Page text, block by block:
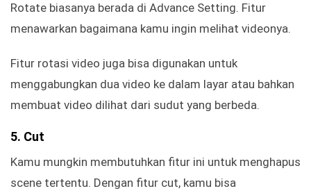
Rotate biasanya berada di Advance Setting. Fitur
menawarkan bagaimana kamu ingin melihat videonya.
Fitur rotasi video juga bisa digunakan untuk
menggabungkan dua video ke dalam layar atau bahkan
membuat video dilihat dari sudut yang berbeda.
5. Cut
Kamu mungkin membutuhkan fitur ini untuk menghapus
scene tertentu. Dengan fitur cut, kamu bisa